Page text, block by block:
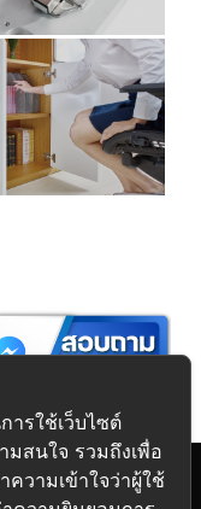
ารใช้เว็บไซต์
สนใจ รวมถึงเพื่อ
ความเข้าใจว่าผู้ใช้